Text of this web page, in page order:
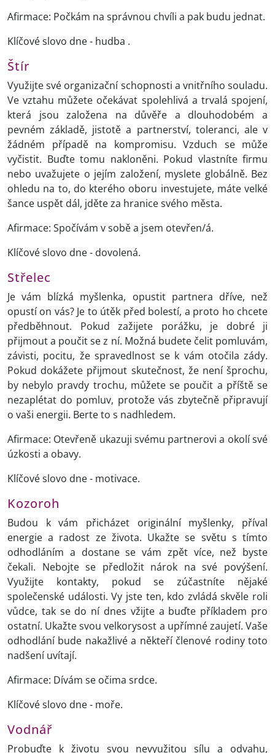
Afirmace: Počkám na správnou chvíli a pak budu jednat.
Klíčové slovo dne - hudba .
Štír
Využijte své organizační schopnosti a vnitřního souladu.
Ve vztahu můžete očekávat spolehlivá a trvalá spojení,
která jsou založena na důvěře a dlouhodobém a
pevném základě, jistotě a partnerství, toleranci, ale v
žádném případě na kompromisu. Vzduch se může
vyčistit. Buďte tomu nakloněni. Pokud vlastníte firmu
nebo uvažujete o jejím založení, myslete globálně. Bez
ohledu na to, do kterého oboru investujete, máte velké
šance uspět dál, jděte za hranice svého města.
Afirmace: Spočívám v sobě a jsem otevřen/á.
Klíčové slovo dne - dovolená.
Střelec
Je vám blízká myšlenka, opustit partnera dříve, než
opustí on vás? Je to útěk před bolestí, a proto ho chcete
předběhnout. Pokud zažijete porážku, je dobré ji
přijmout a poučit se z ní. Možná budete čelit pomluvám,
závisti, pocitu, že spravedlnost se k vám otočila zády.
Pokud dokážete přijmout skutečnost, že není šprochu,
by nebylo pravdy trochu, můžete se poučit a příště se
nezaplétat do pomluv, protože vás zbytečně připravují
o vaši energii. Berte to s nadhledem.
Afirmace: Otevřeně ukazuji svému partnerovi a okolí své
úzkosti a obavy.
Klíčové slovo dne - motivace.
Kozoroh
Budou k vám přicházet originální myšlenky, příval
energie a radost ze života. Ukažte se světu s tímto
odhodláním a dostane se vám zpět více, než byste
čekali. Nebojte se předložit nárok na své povýšení.
Využijte kontakty, pokud se zúčastníte nějaké
společenské události. Vy jste ten, kdo zvládá skvěle roli
vůdce, tak se do ní dnes vžijte a buďte příkladem pro
ostatní. Ukažte svou velkorysost a upřímné zaujetí. Vaše
odhodlání bude nakažlivé a někteří členové rodiny toto
nadšení uvítají.
Afirmace: Dívám se očima srdce.
Klíčové slovo dne - moře.
Vodnář
Probuďte k životu svou nevyužitou sílu a odvahu,